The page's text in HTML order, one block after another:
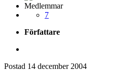
Medlemmar
7
Författare
Postad 14 december 2004